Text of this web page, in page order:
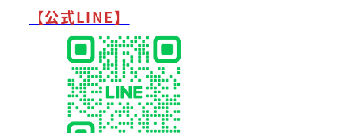
【公式LINE】